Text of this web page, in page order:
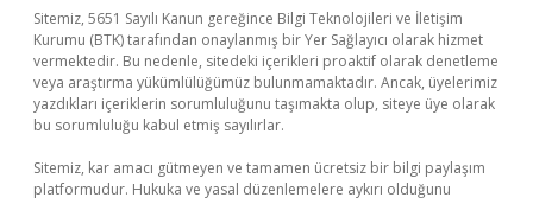
Sitemiz, 5651 Sayılı Kanun gereğince Bilgi Teknolojileri ve İletişim
Kurumu (BTK) tarafından onaylanmış bir Yer Sağlayıcı olarak hizmet
vermektedir. Bu nedenle, sitedeki içerikleri proaktif olarak denetleme
veya araştırma yükümlülüğümüz bulunmamaktadır. Ancak, üyelerimiz
yazdıkları içeriklerin sorumluluğunu taşımakta olup, siteye üye olarak
bu sorumluluğu kabul etmiş sayılırlar.
Sitemiz, kar amacı gütmeyen ve tamamen ücretsiz bir bilgi paylaşım
platformudur. Hukuka ve yasal düzenlemelere aykırı olduğunu